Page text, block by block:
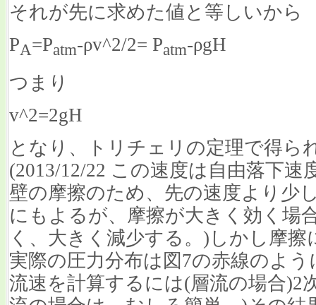
それが先に求めた値と等しいから
PA=Patm-ρv^2/2= Patm-ρgH
つまり
v^2=2gH
となり、トリチェリの定理で得ら
(2013/12/22 この速度は自由落下
壁の摩擦のため、先の速度より少
にもよるが、摩擦が大きく効く場
く、大きく減少する。)しかし摩
実際の圧力分布は図7の赤線のよ
流速を計算するには(層流の場合)2